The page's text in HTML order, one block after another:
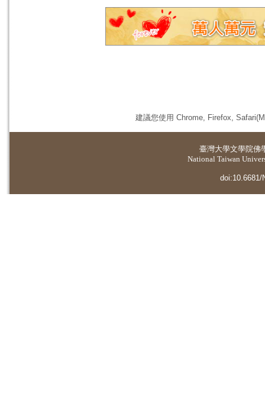
建議您使用 Chrome, Firefox,
臺灣大學文學院佛
National Taiwan
doi:10.6681/